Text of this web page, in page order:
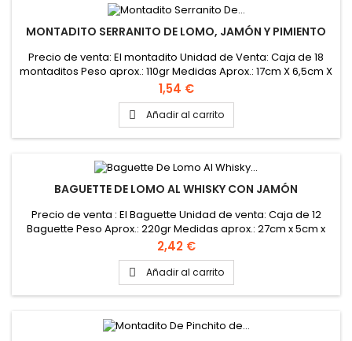
MONTADITO SERRANITO DE LOMO, JAMÓN Y PIMIENTO
Precio de venta: El montadito Unidad de Venta: Caja de 18
montaditos Peso aprox.: 110gr Medidas Aprox.: 17cm X 6,5cm X
3,5cm
Precio
1,54 €
 Añadir al carrito
BAGUETTE DE LOMO AL WHISKY CON JAMÓN
Precio de venta : El Baguette Unidad de venta: Caja de 12
Baguette Peso Aprox.: 220gr Medidas aprox.: 27cm x 5cm x
4cm
Precio
2,42 €
 Añadir al carrito